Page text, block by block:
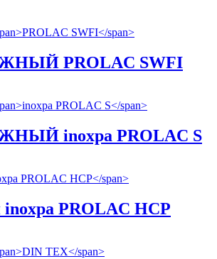
PROLAC SWFI
inoxpa PROLAC S
inoxpa PROLAC HCP